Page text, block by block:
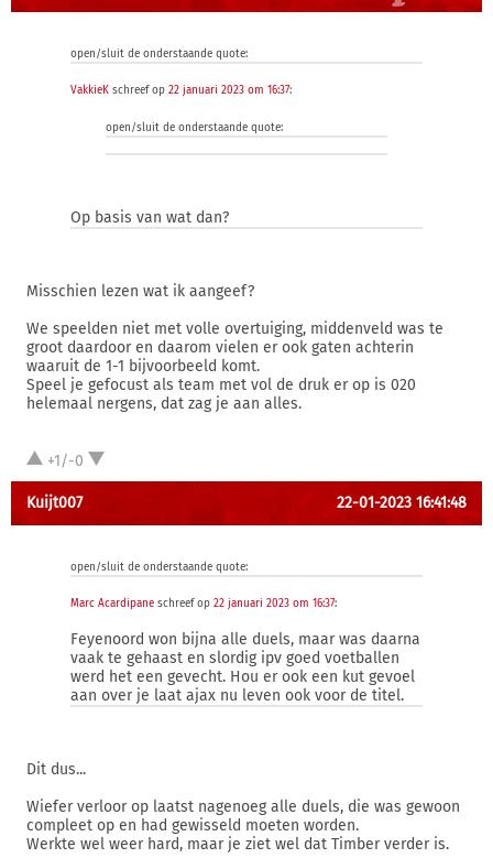
open/sluit de onderstaande quote:
VakkieK schreef op 22 januari 2023 om 16:37:
open/sluit de onderstaande quote:
Op basis van wat dan?
Misschien lezen wat ik aangeef?
We speelden niet met volle overtuiging, middenveld was te
groot daardoor en daarom vielen er ook gaten achterin
waaruit de 1-1 bijvoorbeeld komt.
Speel je gefocust als team met vol de druk er op is 020
helemaal nergens, dat zag je aan alles.
+1/-0
Kuijt007 22-01-2023 16:41:48
open/sluit de onderstaande quote:
Marc Acardipane schreef op 22 januari 2023 om 16:37:
Feyenoord won bijna alle duels, maar was daarna
vaak te gehaast en slordig ipv goed voetballen
werd het een gevecht. Hou er ook een kut gevoel
aan over je laat ajax nu leven ook voor de titel.
Dit dus...
Wiefer verloor op laatst nagenoeg alle duels, die was gewoon
compleet op en had gewisseld moeten worden.
Werkte wel weer hard, maar je ziet wel dat Timber verder is.